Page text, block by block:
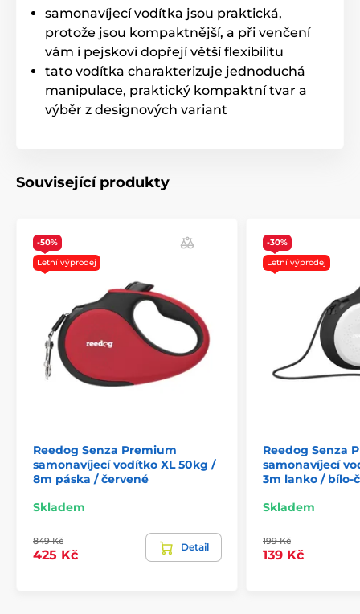
Technické specifikace se mohou změnit bez
výslovného upozornění. Obrázky mají pouze
ilustrativní charakter.
Produkt je zařazen v kategoriích
Lanková Pro střední psy
samonavíjecí vodítka jsou praktická,
protože jsou kompaktnější, a při venčení
vám i pejskovi dopřejí větší flexibilitu
tato vodítka charakterizuje jednoduchá
manipulace, praktický kompaktní tvar a
výběr z designových variant
Související produkty
-50%
Letní výprodej
Reedog Senza Premium
samonavíjecí vodítko XL 50kg /
8m páska / červené
Skladem
849 Kč
425 Kč
Detail
-30%
Letní výprodej
Reedog Senza
samonavíjecí
3m lanko / bílo-
Skladem
199 Kč
139 Kč